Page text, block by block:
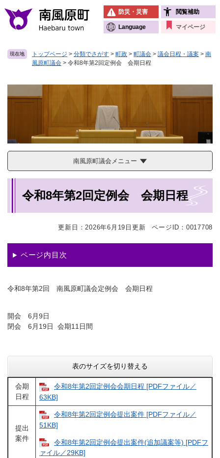
メニューを飛ばして本文へ
防災・災害 閲覧補助
Language マイページ
現在地 トップページ > 分類でさがす > 町政 > 町議会 > 議会日程・議案 > 南
風原町議会 > 令和8年第2回定例会 会期日程
南風原町議会メニュー
令和8年第2回定例会 会期日程
更新日：2026年6月19日更新 ページID：0017708
ページ内目次
令和8年第2回 南風原町議会定例会 会期日程
開会 6月9日
閉会 6月19日 会期11日間
表のサイズを切り替える
会期
日程
令和8年第2回定例会会期日程 [PDFファイル／
63KB]
提出
案件
令和8年第2回定例会提出案件 [PDFファイル／
51KB]
令和8年第2回定例会提出案件(追加議案等) [PDFフ
ァイル／29KB]